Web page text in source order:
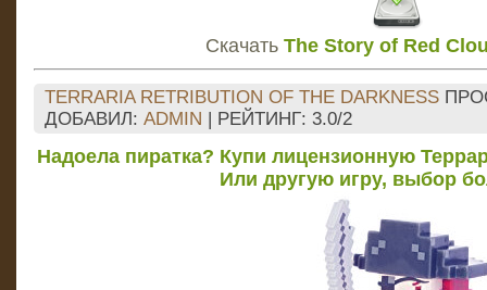
Скачать The Story of Red
TERRARIA RETRIBUTION OF THE DARKNESS
ДОБАВИЛ: ADMIN | РЕЙТИНГ: 3.0/2
Надоела пиратка? Купи лицензионную
Или другую игру, выбор